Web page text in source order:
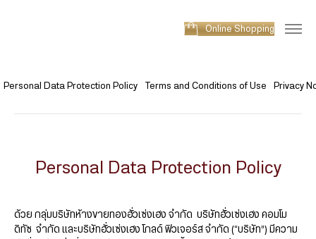
Online Shopping
Personal Data Protection Policy Terms and Conditions of Use Privacy
Personal Data Protection Policy
ด้วย กลุ่มบริษัทห้างขายทองฮั่วเซ่งเฮง จำกัด บริษัทฮั่วเซ่งเฮง คอมโม
ดิทัซ จำกัด และบริษัทฮั่วเซ่งเฮง โกลด์ ฟิวเจอร์ส จำกัด (“บริษัท”) มีความ